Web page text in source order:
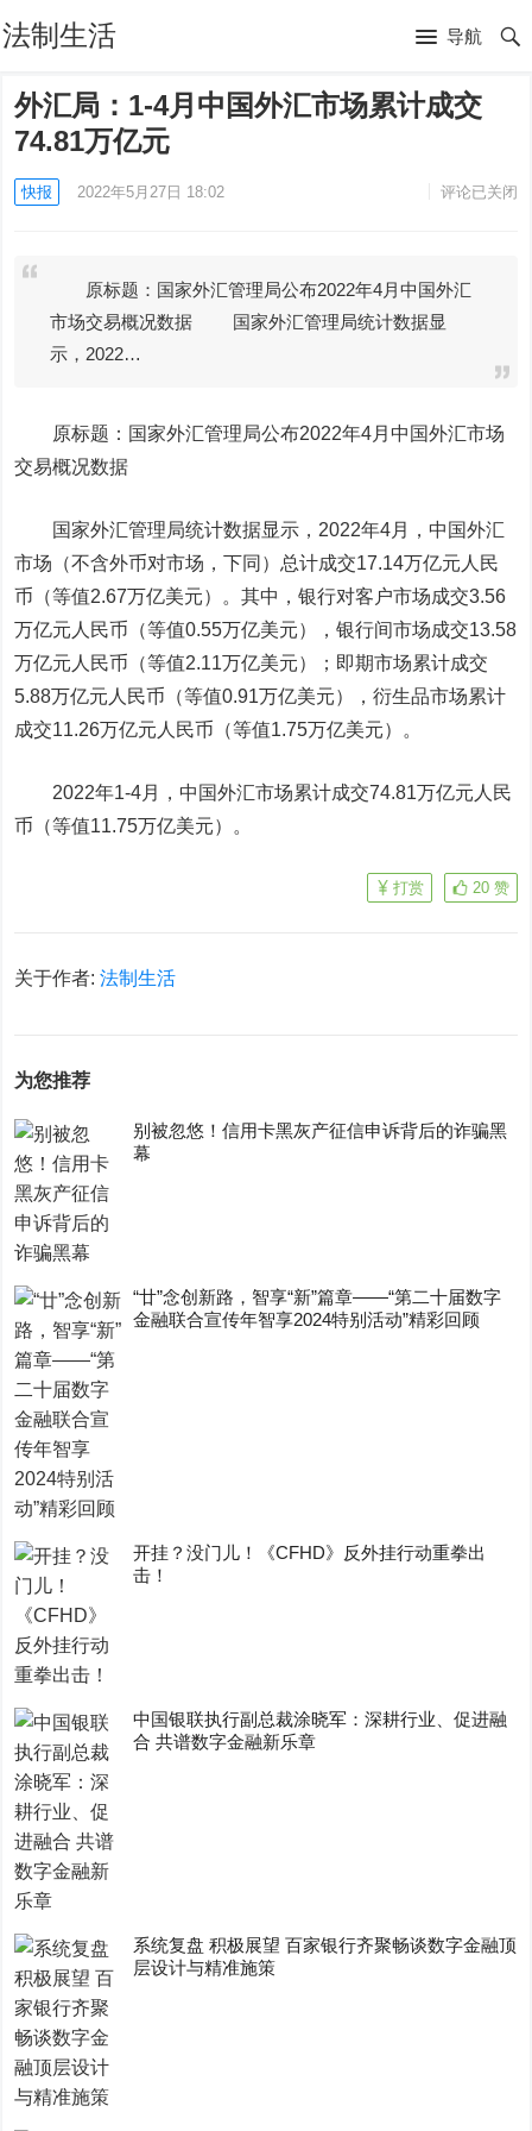
法制生活 导航
外汇局：1-4月中国外汇市场累计成交
74.81万亿元
快报 2022年5月27日 18:02 评论已关闭
原标题：国家外汇管理局公布2022年4月中国外汇
市场交易概况数据 国家外汇管理局统计数据显
示，2022…
原标题： 国家外汇管理局公布2022年4月中国外汇市场
交易概况数据
国家外汇管理局统计数据显示， 2022年4月，中国外汇
市场（不含外币对市场，下同）总计成交17.14万亿元人民
币（等值2.67万亿美元）。其中，银行对客户市场成交3.56
万亿元人民币（等值0.55万亿美元），银行间市场成交13.58
万亿元人民币（等值2.11万亿美元）；即期市场累计成交
5.88万亿元人民币（等值0.91万亿美元），衍生品市场累计
成交11.26万亿元人民币（等值1.75万亿美元）。
2022年1-4月，中国外汇市场累计成交74.81万亿元人民
币（等值11.75万亿美元）。
20 赞
打赏
关于作者:法制生活
为您推荐
别被忽悠！信用卡黑灰产征信申诉背后的诈骗黑
幕
“廿”念创新路，智享“新”篇章——“第二十届数字
金融联合宣传年智享2024特别活动”精彩回顾
开挂？没门儿！《CFHD》反外挂行动重拳出
击！
中国银联执行副总裁涂晓军：深耕行业、促进融
合 共谱数字金融新乐章
系统复盘 积极展望 百家银行齐聚畅谈数字金融顶
层设计与精准施策